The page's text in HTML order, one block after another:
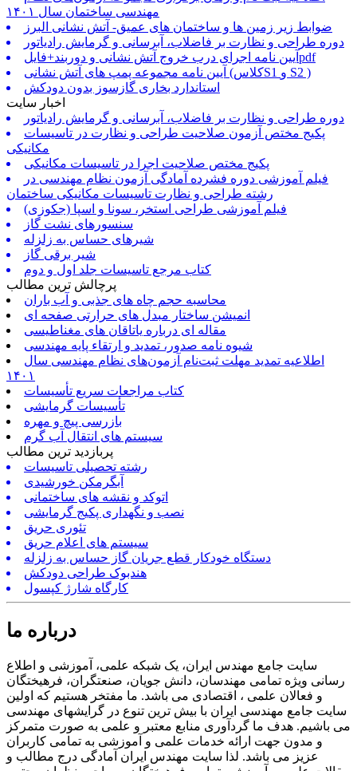
مهندسی ساختمان سال ۱۴۰۱
ضوابط زیر زمین ها و ساختمان های عمیق- آتش نشانی البرز
دوره طراحی و نظارت بر فاضلاب، آبرسانی و گرمایش رادیاتور
آیین نامه اجرای درب خروج آتش نشانی و دوربند+فایلpdf
آیین نامه مجموعه پمپ های آتش نشانی (کلاسS1 و S2 )
استاندارد بخاری گازسوز بدون دودکش
اخبار سایت
دوره طراحی و نظارت بر فاضلاب، آبرسانی و گرمایش رادیاتور
پکیج مختص آزمون صلاحیت طراحی و نظارت در تاسیسات
مکانیکی
پکیج مختص صلاحیت اجرا در تاسیسات مکانیکی
فیلم آموزشی دوره فشرده آمادگی آزمون نظام مهندسی در
رشته طراحی و نظارت تاسیسات مکانیکی ساختمان
فیلم آموزشی طراحی استخر، سونا و اسپا (جکوزی)
سنسورهای نشت گاز
شیرهای حساس به زلزله
شیر برقی گاز
کتاب مرجع تاسیسات جلد اول و دوم
پرچالش ترین مطالب
محاسبه حجم چاه های جذبی و آب باران
انمیشن ساختار مبدل های حرارتی صفحه ای
مقاله ای درباره یاتاقان های مغناطیسی
شیوه نامه صدور، تمدید و ارتقاء پایه مهندسی
اطلاعیه تمدید مهلت ثبت‌نام آزمون‌های نظام مهندسی سال
۱۴۰۱
کتاب مراجعات سریع تأسیسات
تأسیسات گرمایشی
بازرسی پیچ و مهره
سیستم های انتقال آب گرم
پربازدید ترین مطالب
رشته تحصیلی تاسیسات
آبگرمکن خورشیدی
اتوکد و نقشه های ساختمانی
نصب و نگهداری پکیج گرمایشی
تئوری حریق
سیستم های اعلام حریق
دستگاه خودکار قطع جریان گاز حساس به زلزله
هندبوک طراحی دودکش
کارگاه شارژ کپسول
درباره ما
سایت جامع مهندس ایران، یک شبکه علمی، آموزشی و اطلاع
رسانی ویژه تمامی مهندسان، دانش جویان، صنعتگران، فرهیختگان
و فعالان علمی ، اقتصادی می باشد. ما مفتخر هستیم که اولین
سایت جامع مهندسی ایران با بیش ترین تنوع در گرایشهای مهندسی
می باشیم. هدف ما گردآوری منابع معتبر و علمی به صورت متمرکز
و مدون جهت ارائه خدمات علمی و آموزشی به تمامی کاربران
عزیز می باشد. لذا سایت مهندس ایران آمادگی درج مطالب و